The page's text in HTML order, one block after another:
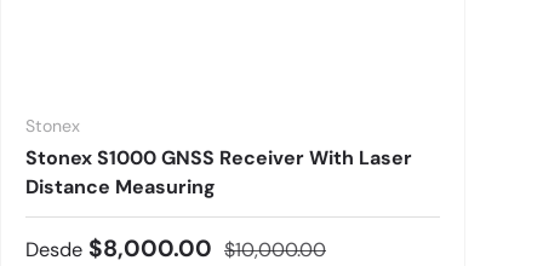
Stonex
Stonex S1000 GNSS Receiver With Laser
Distance Measuring
Precio de venta
Desde $8,000.00 Precio normal
$10,000.00